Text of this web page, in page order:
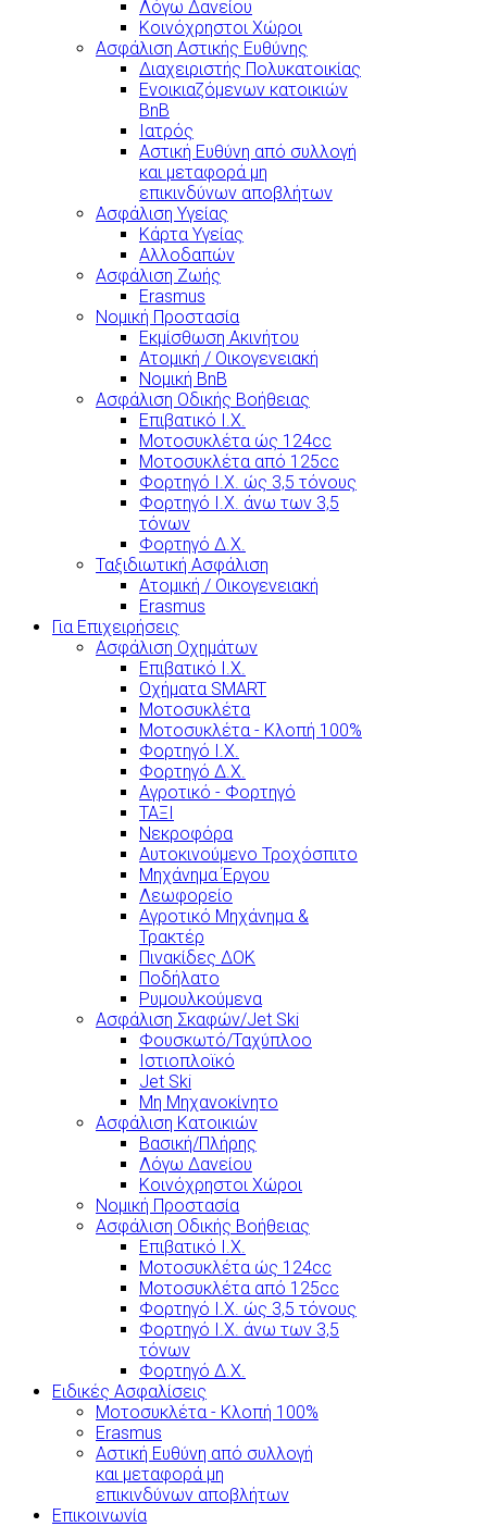
Λόγω Δανείου
Κοινόχρηστοι Χώροι
Ασφάλιση Αστικής Ευθύνης
Διαχειριστής Πολυκατοικίας
Ενοικιαζόμενων κατοικιών
BnB
Ιατρός
Αστική Ευθύνη από συλλογή
και μεταφορά μη
επικινδύνων αποβλήτων
Ασφάλιση Υγείας
Κάρτα Υγείας
Αλλοδαπών
Ασφάλιση Ζωής
Erasmus
Νομική Προστασία
Εκμίσθωση Ακινήτου
Ατομική / Οικογενειακή
Νομική BnB
Ασφάλιση Οδικής Βοήθειας
Επιβατικό Ι.Χ.
Μοτοσυκλέτα ώς 124cc
Μοτοσυκλέτα από 125cc
Φορτηγό Ι.Χ. ώς 3,5 τόνους
Φορτηγό Ι.Χ. άνω των 3,5
τόνων
Φορτηγό Δ.Χ.
Ταξιδιωτική Ασφάλιση
Ατομική / Οικογενειακή
Erasmus
Για Επιχειρήσεις
Ασφάλιση Οχημάτων
Επιβατικό Ι.Χ.
Οχήματα SMART
Μοτοσυκλέτα
Μοτοσυκλέτα - Κλοπή 100%
Φορτηγό Ι.Χ.
Φορτηγό Δ.Χ.
Αγροτικό - Φορτηγό
ΤΑΞΙ
Νεκροφόρα
Αυτοκινούμενο Τροχόσπιτο
Μηχάνημα Έργου
Λεωφορείο
Αγροτικό Μηχάνημα &
Τρακτέρ
Πινακίδες ΔΟΚ
Ποδήλατο
Ρυμουλκούμενα
Ασφάλιση Σκαφών/Jet Ski
Φουσκωτό/Ταχύπλοο
Ιστιοπλοϊκό
Jet Ski
Μη Μηχανοκίνητο
Ασφάλιση Κατοικιών
Βασική/Πλήρης
Λόγω Δανείου
Κοινόχρηστοι Χώροι
Νομική Προστασία
Ασφάλιση Οδικής Βοήθειας
Επιβατικό Ι.Χ.
Μοτοσυκλέτα ώς 124cc
Μοτοσυκλέτα από 125cc
Φορτηγό Ι.Χ. ώς 3,5 τόνους
Φορτηγό Ι.Χ. άνω των 3,5
τόνων
Φορτηγό Δ.Χ.
Ειδικές Ασφαλίσεις
Μοτοσυκλέτα - Κλοπή 100%
Erasmus
Αστική Ευθύνη από συλλογή
και μεταφορά μη
επικινδύνων αποβλήτων
Επικοινωνία